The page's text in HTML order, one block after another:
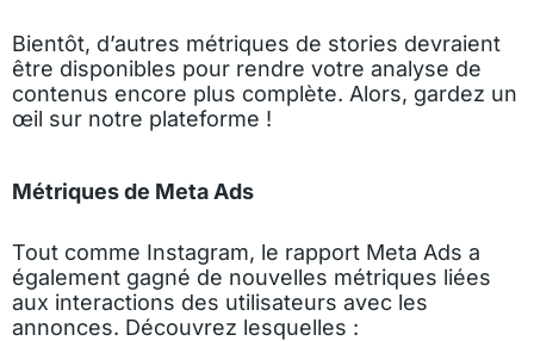
Bientôt, d’autres métriques de stories devraient
être disponibles pour rendre votre analyse de
contenus encore plus complète. Alors, gardez un
œil sur notre plateforme !
Métriques de Meta Ads
Tout comme Instagram, le rapport Meta Ads a
également gagné de nouvelles métriques liées
aux interactions des utilisateurs avec les
annonces. Découvrez lesquelles :